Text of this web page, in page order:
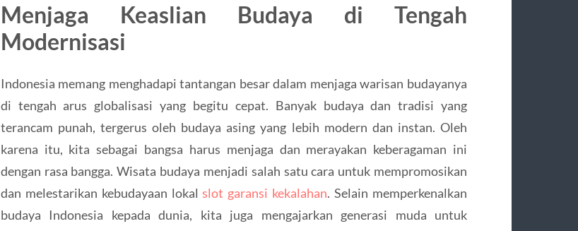
Menjaga Keaslian Budaya di Tengah
Modernisasi
Indonesia memang menghadapi tantangan besar dalam menjaga warisan budayanya
di tengah arus globalisasi yang begitu cepat. Banyak budaya dan tradisi yang
terancam punah, tergerus oleh budaya asing yang lebih modern dan instan. Oleh
karena itu, kita sebagai bangsa harus menjaga dan merayakan keberagaman ini
dengan rasa bangga. Wisata budaya menjadi salah satu cara untuk mempromosikan
dan melestarikan kebudayaan lokalslot garansi kekalahan. Selain memperkenalkan
budaya Indonesia kepada dunia, kita juga mengajarkan generasi muda untuk